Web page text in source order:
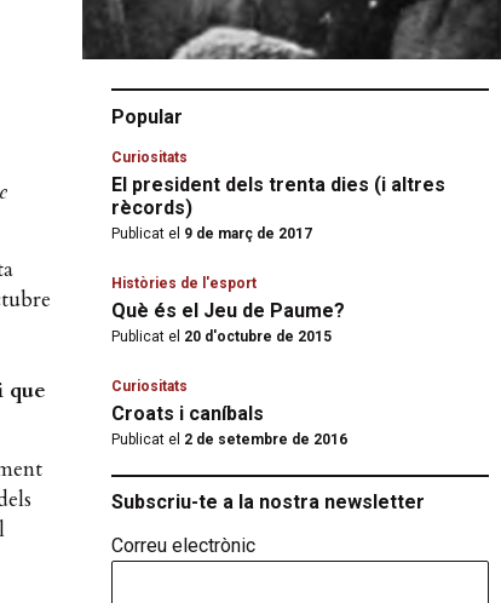
que
Popular
Curiositats
El president dels trenta dies (i altres
rècords)
Publicat el 9 de març de 2017
Històries de l'esport
Què és el Jeu de Paume?
Publicat el 20 d'octubre de 2015
Curiositats
Croats i caníbals
Publicat el 2 de setembre de 2016
Subscriu-te a la nostra newsletter
Correu electrònic